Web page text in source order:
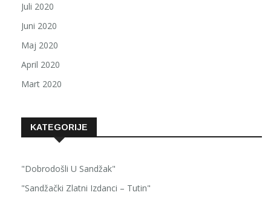
Juli 2020
Juni 2020
Maj 2020
April 2020
Mart 2020
KATEGORIJE
"Dobrodošli U Sandžak"
"Sandžački Zlatni Izdanci – Tutin"